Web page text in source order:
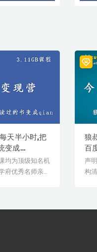
天半小时,把
变成
度网盘打包下
均为顶级知名机
府优秀名师亲授
狼叔
百
流
声
构